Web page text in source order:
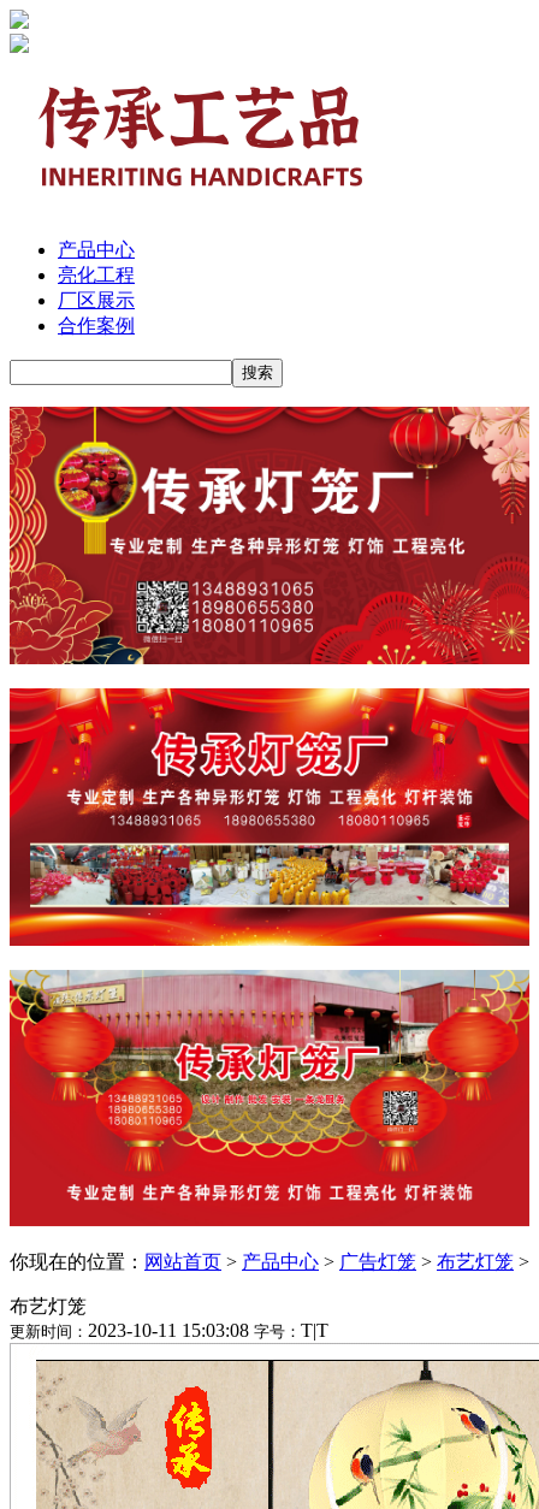
产品中心
亮化工程
厂区展示
合作案例
你现在的位置： 网站首页 > 产品中心 > 广告灯笼 > 布艺灯笼 >
布艺灯笼
更新时间： 2023-10-11 15:03:08 字号： T|T